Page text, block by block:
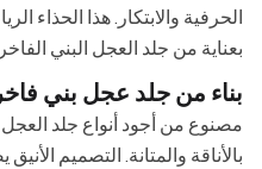
الحرفية والابتكار. هذا الحذاء
بعناية من جلد العجل البني
بناء من جلد عجل بني فاخر
مصنوع من أجود أنواع جلد العجل
بالأناقة والمتانة. التصميم